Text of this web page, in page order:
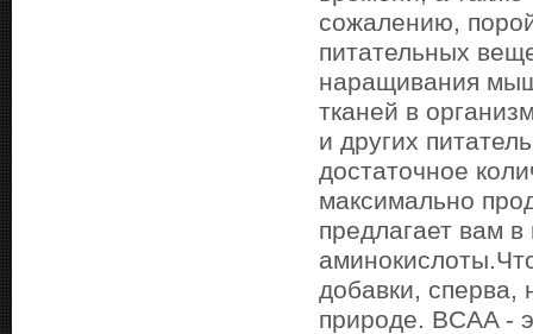
сожалению,
питательных
наращивания
тканей в
и других
достаточное
максимально
предлагает вам
добавки, сперва,
природе. BCAA -